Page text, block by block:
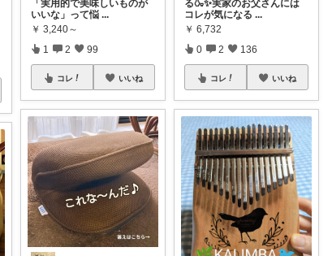
「実用的で美味しいものが
いいな」って悩 ...
￥ 3,240～
1 2 99
コレ いいね
る🍶✨実家のお父さんには
コレが気になる ...
￥ 6,732
0 2 136
コレ いいね